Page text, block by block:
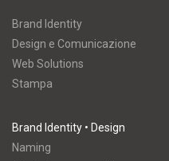
Brand Identity
Design e Comunicazione
Web Solutions
Stampa
Brand Identity • Design
Naming